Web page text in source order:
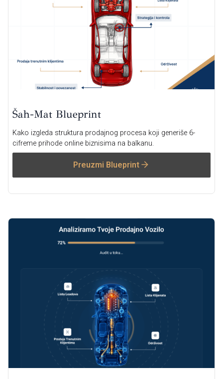
Šah-Mat Blueprint
Kako izgleda struktura prodajnog procesa koji generiše 6-
cifreme prihode online biznisima na balkanu.
Preuzmi Blueprint